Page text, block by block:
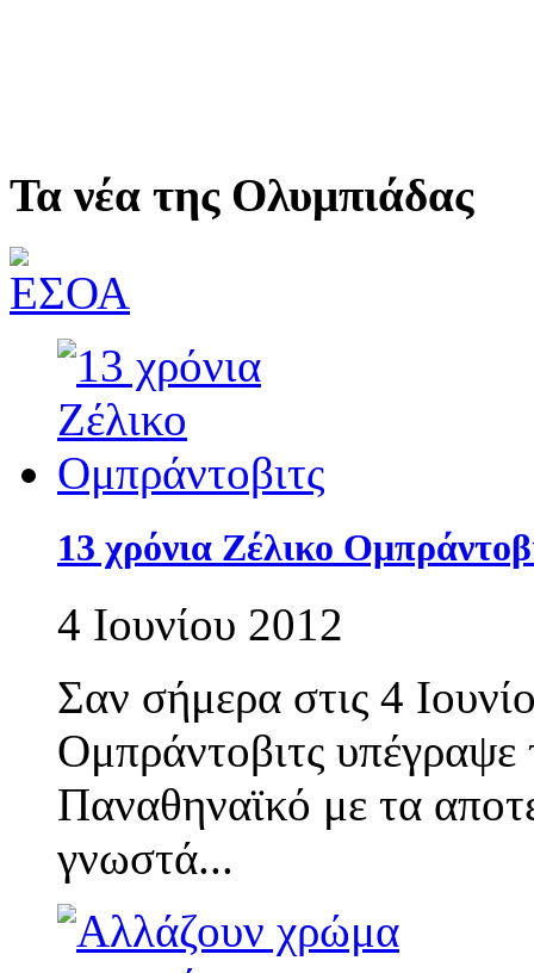
Τα νέα της Ολυμπιάδας
13 χρόνια Ζέλικο
4 Ιουνίου 2012
Σαν σήμερα στις 4
Ομπράντοβιτς
Παναθηναϊκό με τα
γνωστά...